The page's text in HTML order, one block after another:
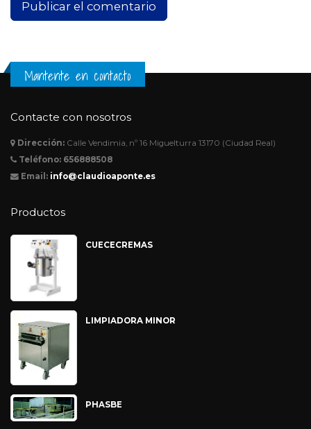
Mantente en contacto
Contacte con nosotros
Dirección: Calle Vendimia, nº 16 Miguelturra 13170 (Ciudad Real)
Teléfono: 656888508
Email: info@claudioaponte.es
Productos
CUECECREMAS
LIMPIADORA MINOR
PHASBE